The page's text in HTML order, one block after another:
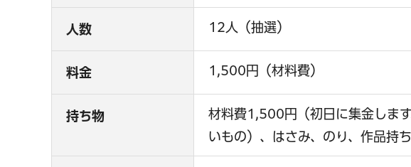
人数 12人（抽選）
料金 1,500円（材料費）
持ち物
材料費1,500円（初日に集金しま
いもの）、はさみ、のり、作品持